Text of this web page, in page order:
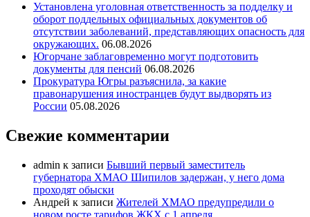
Установлена уголовная ответственность за подделку и
оборот поддельных официальных документов об
отсутствии заболеваний, представляющих опасность для
окружающих. 06.08.2026
Югорчане заблаговременно могут подготовить
документы для пенсий 06.08.2026
Прокуратура Югры разъяснила, за какие
правонарушения иностранцев будут выдворять из
России 05.08.2026
Свежие комментарии
admin к записи Бывший первый заместитель
губернатора ХМАО Шипилов задержан, у него дома
проходят обыски
Андрей к записи Жителей ХМАО предупредили о
новом росте тарифов ЖКХ с 1 апреля